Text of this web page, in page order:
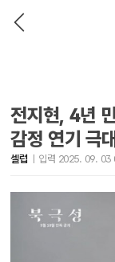
전지현, 4년
감정 연기 극
셀럽 입력 2025. 09. 03